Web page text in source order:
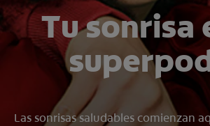
Tu sonrisa
Las sonrisas saludables comienzan